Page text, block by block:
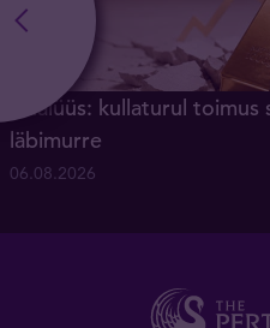
Analüüs: kullaturul toimus
läbimurre
06.08.2026